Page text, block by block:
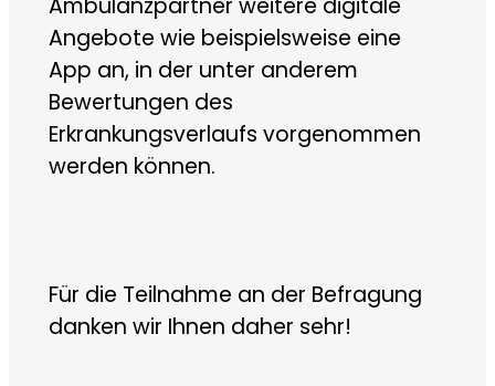
Angebote wie beispielsweise eine
App an, in der unter anderem
Bewertungen des
Erkrankungsverlaufs vorgenommen
werden können.
Für die Teilnahme an der Befragung
danken wir Ihnen daher sehr!